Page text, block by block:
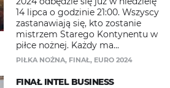
14 lipca o godzinie 21:00. Wszyscy
zastanawiają się, kto zostanie
mistrzem Starego Kontynentu w
piłce nożnej. Każdy ma...
PIŁKA NOŻNA, FINAŁ, EURO 2024
FINAŁ INTEL BUSINESS